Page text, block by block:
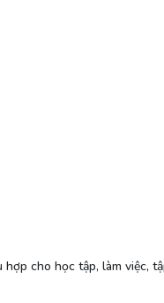
cho học tập, làm việc,